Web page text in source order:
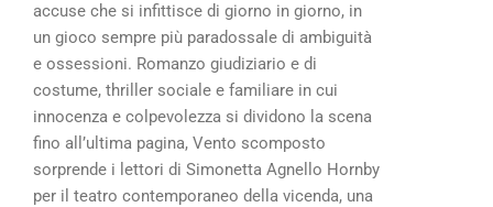
accuse che si infittisce di giorno in giorno, in
un gioco sempre più paradossale di ambiguità
e ossessioni. Romanzo giudiziario e di
costume, thriller sociale e familiare in cui
innocenza e colpevolezza si dividono la scena
fino all’ultima pagina, Vento scomposto
sorprende i lettori di Simonetta Agnello Hornby
per il teatro contemporaneo della vicenda, una